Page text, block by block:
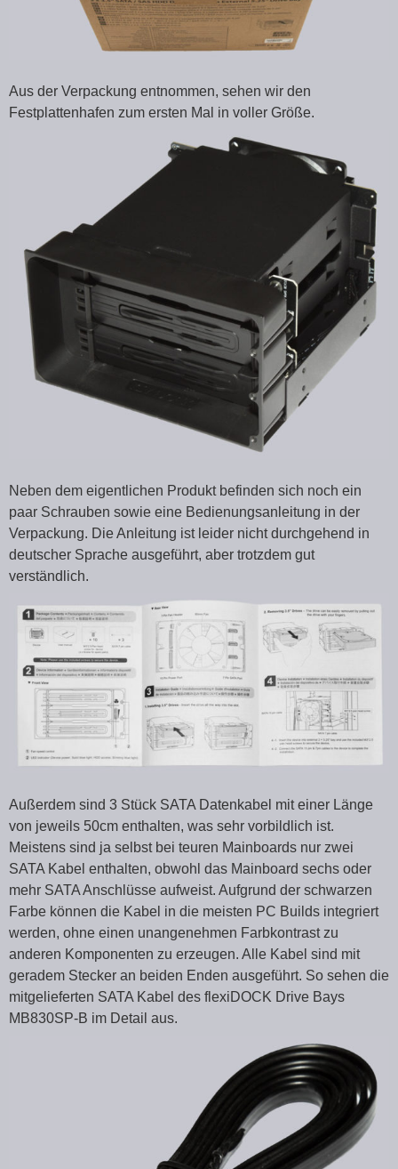
Aus der Verpackung entnommen, sehen wir den
Festplattenhafen zum ersten Mal in voller Größe.
Neben dem eigentlichen Produkt befinden sich noch ein
paar Schrauben sowie eine Bedienungsanleitung in der
Verpackung. Die Anleitung ist leider nicht durchgehend in
deutscher Sprache ausgeführt, aber trotzdem gut
verständlich.
Außerdem sind 3 Stück SATA Datenkabel mit einer Länge
von jeweils 50cm enthalten, was sehr vorbildlich ist.
Meistens sind ja selbst bei teuren Mainboards nur zwei
SATA Kabel enthalten, obwohl das Mainboard sechs oder
mehr SATA Anschlüsse aufweist. Aufgrund der schwarzen
Farbe können die Kabel in die meisten PC Builds integriert
werden, ohne einen unangenehmen Farbkontrast zu
anderen Komponenten zu erzeugen. Alle Kabel sind mit
geradem Stecker an beiden Enden ausgeführt. So sehen die
mitgelieferten SATA Kabel des flexiDOCK Drive Bays
MB830SP-B im Detail aus.